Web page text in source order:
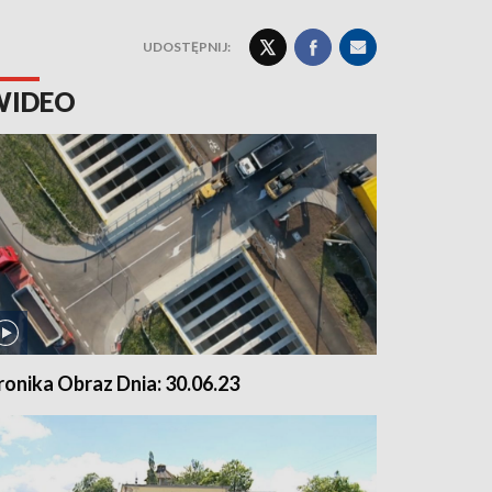
UDOSTĘPNIJ:
Obraz Dnia: 30.06.23